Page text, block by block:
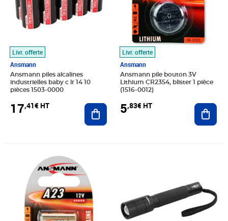
Livr. offerte
Ansmann
Ansmann piles alcalines
industrielles baby c lr 14 10
pièces 1503-0000
17,41€ HT Ajouter au panier
Livr. offerte
Ansmann
Ansmann pile bouton 3V
Lithium CR2354, blister 1 pièce
(1516-0012)
5,83€ HT
Prix 2,83€ HT